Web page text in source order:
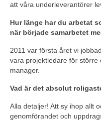
att våra underleverantörer
Hur länge har du arbetat
när började samarbetet
2011 var första året vi
vara projektledare för större
manager.
Vad är det absolut
Alla detaljer! Att sy ihop allt
genomförandet och